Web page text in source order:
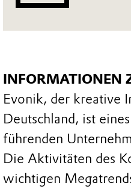
INFORMATIONEN
Evonik, der kreative
Deutschland, ist
führenden
Die Aktivitäten des
wichtigen